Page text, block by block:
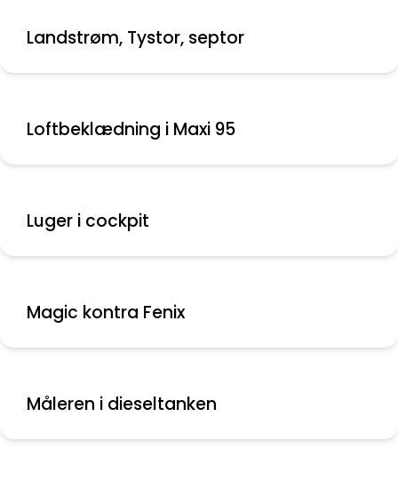
Landstrøm, Tystor, septor
Loftbeklædning i Maxi 95
Luger i cockpit
Magic kontra Fenix
Måleren i dieseltanken